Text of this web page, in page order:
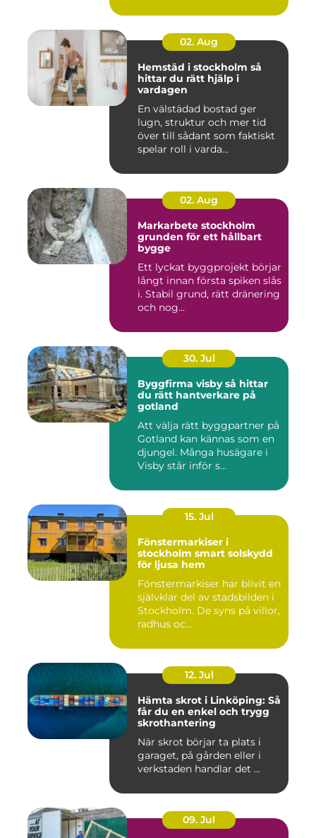
02. Aug
Hemstäd i stockholm så
hittar du rätt hjälp i
vardagen
En välstädad bostad ger
lugn, struktur och mer tid
över till sådant som faktiskt
spelar roll i varda...
02. Aug
Markarbete stockholm
grunden för ett hållbart
bygge
Ett lyckat byggprojekt börjar
långt innan första spiken slås
i. Stabil grund, rätt dränering
och nog...
30. Jul
Byggfirma visby så hittar
du rätt hantverkare på
gotland
Att välja rätt byggpartner på
Gotland kan kännas som en
djungel. Många husägare i
Visby står inför s...
15. Jul
Fönstermarkiser i
stockholm smart solskydd
för ljusa hem
Fönstermarkiser har blivit en
självklar del av stadsbilden i
Stockholm. De syns på villor,
radhus oc...
12. Jul
Hämta skrot i Linköping: Så
får du en enkel och trygg
skrothantering
När skrot börjar ta plats i
garaget, på gården eller i
verkstaden handlar det ...
09. Jul